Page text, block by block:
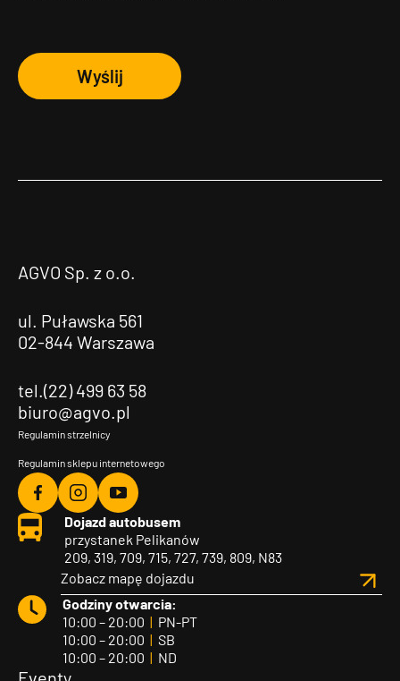
Wyślij
AGVO Sp. z o.o.
ul. Puławska 561
02-844 Warszawa
tel.(22) 499 63 58
biuro@agvo.pl
Regulamin strzelnicy
Regulamin sklepu internetowego
Agvo
Facebook
Agvo
Instagram
Agvo
YouTube
Dojazd autobusem
przystanek Pelikanów
209, 319, 709, 715, 727, 739, 809, N83
Zobacz mapę dojazdu
Godziny otwarcia:
10:00 – 20:00 | PN-PT
10:00 – 20:00 | SB
10:00 – 20:00 | ND